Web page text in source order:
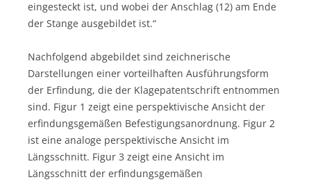
eingesteckt ist, und wobei der Anschlag (12) am Ende
der Stange ausgebildet ist.“
Nachfolgend abgebildet sind zeichnerische
Darstellungen einer vorteilhaften Ausführungsform
der Erfindung, die der Klagepatentschrift entnommen
sind. Figur 1 zeigt eine perspektivische Ansicht der
erfindungsgemäßen Befestigungsanordnung. Figur 2
ist eine analoge perspektivische Ansicht im
Längsschnitt. Figur 3 zeigt eine Ansicht im
Längsschnitt der erfindungsgemäßen